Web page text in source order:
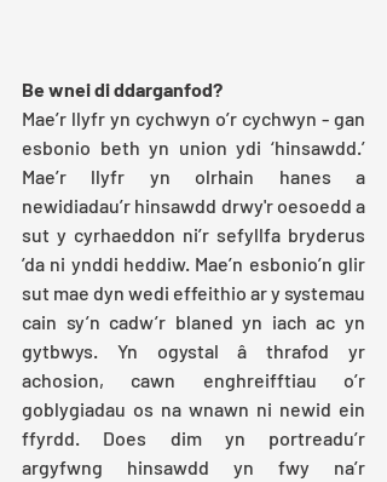
Be wnei di ddarganfod?
Mae’r llyfr yn cychwyn o’r cychwyn - gan
esbonio beth yn union ydi ‘hinsawdd.’
Mae’r llyfr yn olrhain hanes a
newidiadau’r hinsawdd drwy'r oesoedd a
sut y cyrhaeddon ni’r sefyllfa bryderus
’da ni ynddi heddiw. Mae’n esbonio’n glir
sut mae dyn wedi effeithio ar y systemau
cain sy’n cadw’r blaned yn iach ac yn
gytbwys. Yn ogystal â thrafod yr
achosion, cawn enghreifftiau o’r
goblygiadau os na wnawn ni newid ein
ffyrdd. Does dim yn portreadu’r
argyfwng hinsawdd yn fwy na’r